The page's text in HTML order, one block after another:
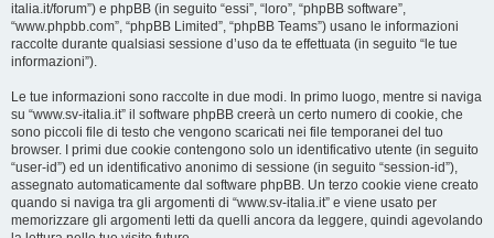
italia.it/forum”) e phpBB (in seguito “essi”, “loro”, “phpBB software”,
“www.phpbb.com”, “phpBB Limited”, “phpBB Teams”) usano le informazioni
raccolte durante qualsiasi sessione d’uso da te effettuata (in seguito “le tue
informazioni”).
Le tue informazioni sono raccolte in due modi. In primo luogo, mentre si naviga
su “www.sv-italia.it” il software phpBB creerà un certo numero di cookie, che
sono piccoli file di testo che vengono scaricati nei file temporanei del tuo
browser. I primi due cookie contengono solo un identificativo utente (in seguito
“user-id”) ed un identificativo anonimo di sessione (in seguito “session-id”),
assegnato automaticamente dal software phpBB. Un terzo cookie viene creato
quando si naviga tra gli argomenti di “www.sv-italia.it” e viene usato per
memorizzare gli argomenti letti da quelli ancora da leggere, quindi agevolando